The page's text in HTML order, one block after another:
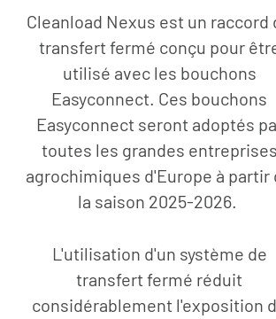
Cleanload Nexus est un raccord
transfert fermé conçu pour
utilisé avec les bouchons
Easyconnect. Ces bouchons
Easyconnect seront adoptés
toutes les grandes entreprises
agrochimiques d'Europe à partir
la saison 2025-2026.
L'utilisation d'un système de
transfert fermé réduit
considérablement l'exposition